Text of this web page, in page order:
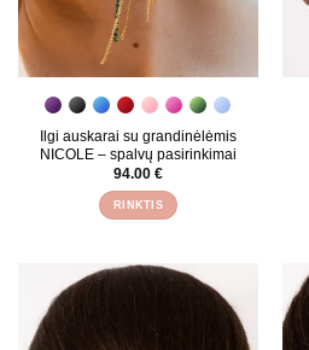
Ilgi auskarai su grandinėlėmis
NICOLE – spalvų pasirinkimai
94.00 €
RINKTIS
has